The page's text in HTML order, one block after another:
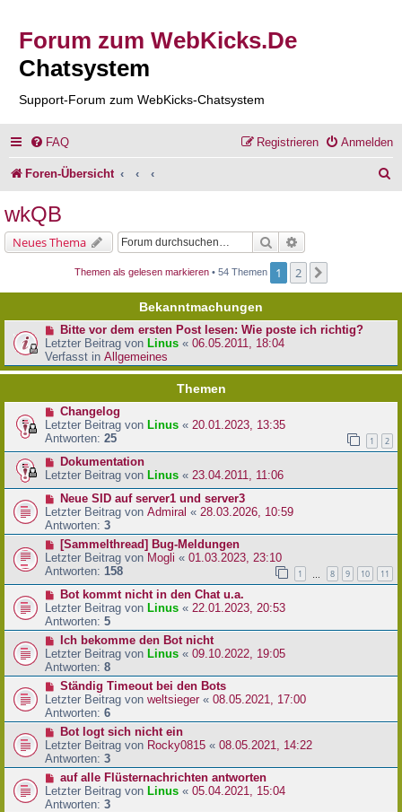
Forum zum WebKicks.De
Chatsystem
Support-Forum zum WebKicks-Chatsystem
FAQ Anmelden
Registrieren
Foren-Übersicht
wkQB
Neues Thema Suche
Themen als gelesen markieren • 54 Themen 1 2
Bekanntmachungen
Bitte vor dem ersten Post lesen: Wie poste ich richtig?
Letzter Beitrag von Linus « 06.05.2011, 18:04
Verfasst in Allgemeines
Themen
Changelog
Letzter Beitrag von Linus « 20.01.2023, 13:35
Antworten: 25 1 2
Dokumentation
Letzter Beitrag von Linus « 23.04.2011, 11:06
Neue SID auf server1 und server3
Letzter Beitrag von Admiral « 28.03.2026, 10:59
Antworten: 3
[Sammelthread] Bug-Meldungen
Letzter Beitrag von Mogli « 01.03.2023, 23:10
Antworten: 158 1 8 9 10 11
Bot kommt nicht in den Chat u.a.
Letzter Beitrag von Linus « 22.01.2023, 20:53
Antworten: 5
Ich bekomme den Bot nicht
Letzter Beitrag von Linus « 09.10.2022, 19:05
Antworten: 8
Ständig Timeout bei den Bots
Letzter Beitrag von weltsieger« 08.05.2021, 17:00
Antworten: 6
Bot logt sich nicht ein
Letzter Beitrag von Rocky0815 « 08.05.2021, 14:22
Antworten: 3
auf alle Flüsternachrichten antworten
Letzter Beitrag von Linus « 05.04.2021, 15:04
Antworten: 3